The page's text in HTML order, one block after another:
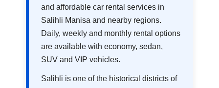
and affordable car rental services in
Salihli Manisa and nearby regions.
Daily, weekly and monthly rental options
are available with economy, sedan,
SUV and VIP vehicles.
Salihli is one of the historical districts of